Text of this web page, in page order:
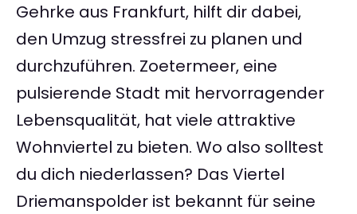
Gehrke aus Frankfurt, hilft dir dabei,
den Umzug stressfrei zu planen und
durchzuführen. Zoetermeer, eine
pulsierende Stadt mit hervorragender
Lebensqualität, hat viele attraktive
Wohnviertel zu bieten. Wo also solltest
du dich niederlassen? Das Viertel
Driemanspolder ist bekannt für seine